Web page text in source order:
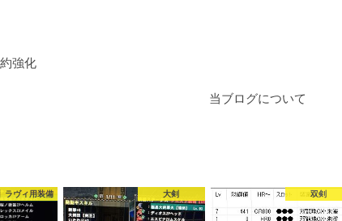
強化
当ブログについて
ラヴィ用装備 大剣 双剣